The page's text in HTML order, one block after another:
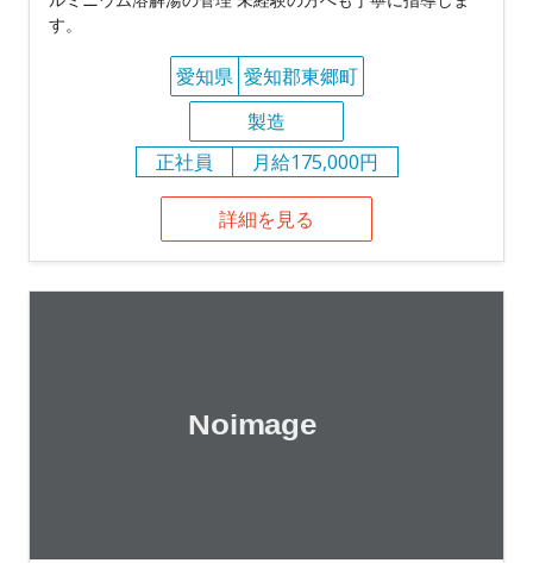
す。
愛知県 愛知郡東郷町
製造
正社員
月給175,000円
詳細を見る